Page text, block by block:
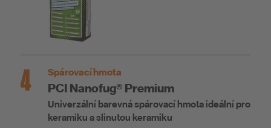
4 Spárovací hmota
PCI Nanofug® Premium
Univerzální barevná spárovací hmota ideální pro
keramiku a slinutou keramiku